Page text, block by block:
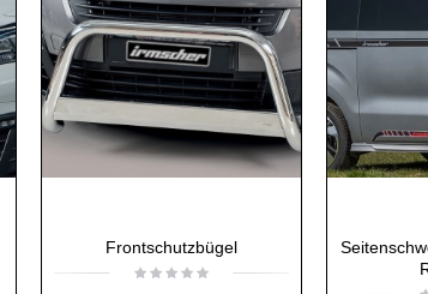
Frontschutzbügel